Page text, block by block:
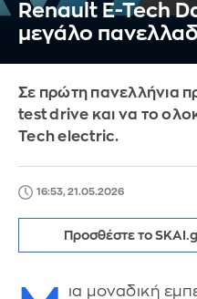
Renault E-Tech
μεγάλο
Σε πρώτη πανελλήνια
test drive και να το
Tech electric.
16:53, 21.05.2026
Προσθέστε το
ια μοναδική